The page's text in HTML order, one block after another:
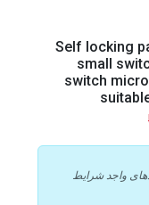
Self locking
small
switch
واجد شرایط